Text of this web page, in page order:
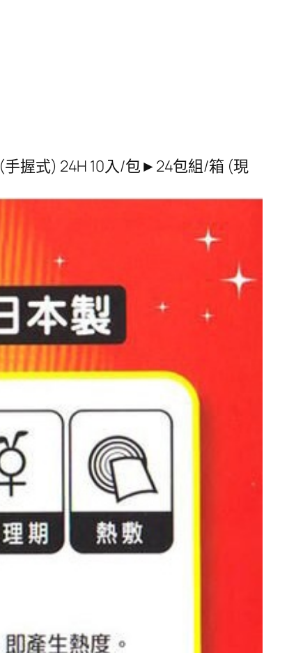
握式) 24H 10入/包►24包組/箱 (現